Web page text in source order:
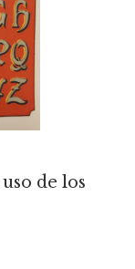
de los